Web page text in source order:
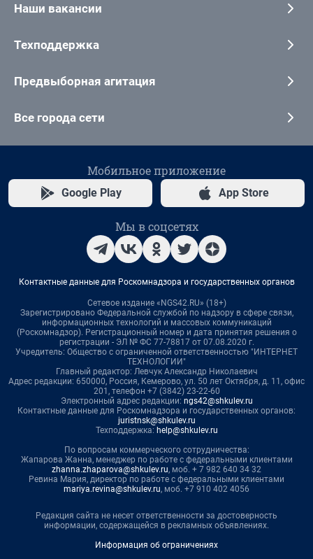
Наши вакансии
Техподдержка
Предвыборная агитация
Все города сети
Мобильное приложение
Google Play App Store
Мы в соцсетях
Контактные данные для Роскомнадзора и государственных органов
Сетевое издание «NGS42.RU» (18+)
Зарегистрировано Федеральной службой по надзору в сфере связи,
информационных технологий и массовых коммуникаций
(Роскомнадзор). Регистрационный номер и дата принятия решения о
регистрации - ЭЛ № ФС 77-78817 от 07.08.2020 г.
Учредитель: Общество с ограниченной ответственностью "ИНТЕРНЕТ
ТЕХНОЛОГИИ"
Главный редактор: Левчук Александр Николаевич
Адрес редакции: 650000, Россия, Кемерово, ул. 50 лет Октября, д. 11, офис
201, телефон +7 (3842) 23-22-60
Электронный адрес редакции: ngs42@shkulev.ru
Контактные данные для Роскомнадзора и государственных органов:
juristnsk@shkulev.ru
Техподдержка: help@shkulev.ru
По вопросам коммерческого сотрудничества:
Жапарова Жанна, менеджер по работе с федеральными клиентами
zhanna.zhaparova@shkulev.ru, моб. + 7 982 640 34 32
Ревина Мария, директор по работе с федеральными клиентами
mariya.revina@shkulev.ru, моб. +7 910 402 4056
Редакция сайта не несет ответственности за достоверность
информации, содержащейся в рекламных объявлениях.
Информация об ограничениях